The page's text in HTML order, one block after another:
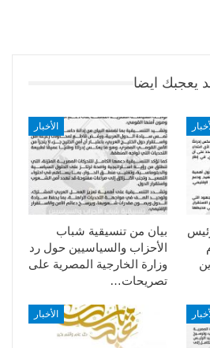
يعجبك ايضا
الأخبار
بيان من تنسيقية شباب
الأحزاب والسياسيين حول رد
وزارة الخارجية المصرية على
تصريحات…
الأخبار